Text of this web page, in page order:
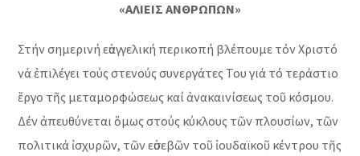
«ΑΛΙΕΙΣ ΑΝΘΡΩΠΩΝ»
Στήν σημερινή εὐαγγελική περικοπή βλέπουμε τόν Χριστό
νά ἐπιλέγει τούς στενούς συνεργάτες Του γιά τό τεράστιο
ἔργο τῆς μεταμορφώσεως καί ἀνακαινίσεως τοῦ κόσμου.
Δέν ἀπευθύνεται ὅμως στούς κύκλους τῶν πλουσίων, τῶν
πολιτικά ἰσχυρῶν, τῶν εὐσεβῶν τοῦ ἰουδαϊκοῦ κέντρου τῆς